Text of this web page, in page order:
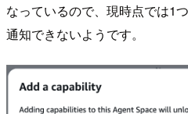
なっているので、現時点では1
通知できないようです。